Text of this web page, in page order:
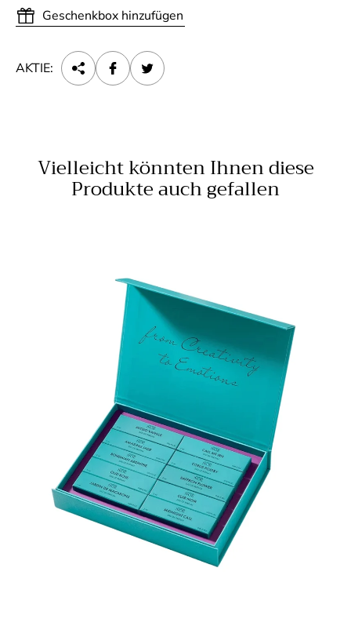
Geschenkbox hinzufügen
AKTIE:
Vielleicht könnten Ihnen diese
Produkte auch gefallen